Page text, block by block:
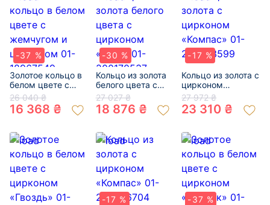
-37 %
Золотое кольцо в
белом цвете с
жемчугом и
цирконом 01-
18967549
26 040 ₴
16 368 ₴
-30 %
Кольцо из золота
белого цвета с
цирконом «Guru»
01-200170537
27 027 ₴
18 876 ₴
-17 %
Кольцо из золота с
цирконом
«Компас» 01-
200473599
27 972 ₴
23 310 ₴
-17 %
-37 %